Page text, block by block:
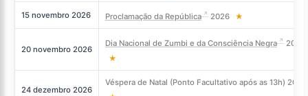
15 novembro 2026 Proclamação da República 2026 ★
20 novembro 2026
Dia Nacional de Zumbi e da Consciência Negra
2026
★
24 dezembro 2026
Véspera de Natal (Ponto Facultativo após as 13h) 2026